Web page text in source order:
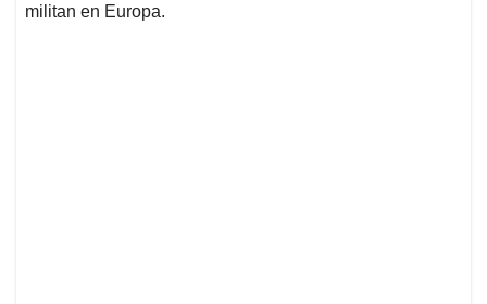
militan en Europa.